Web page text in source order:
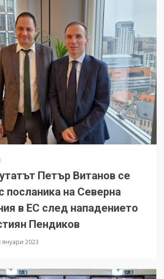
Петър Витанов се
посланика на Северна
в ЕС след нападението
Пендиков
януари 2023